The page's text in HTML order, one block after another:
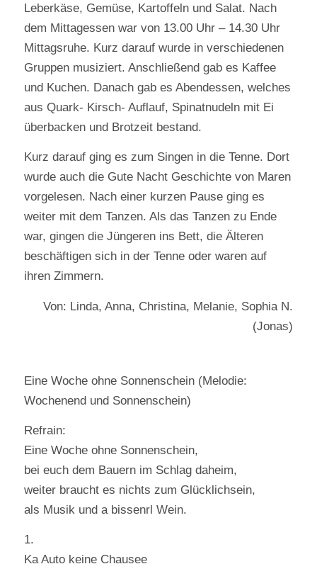
Leberkäse, Gemüse, Kartoffeln und Salat. Nach
dem Mittagessen war von 13.00 Uhr – 14.30 Uhr
Mittagsruhe. Kurz darauf wurde in verschiedenen
Gruppen musiziert. Anschließend gab es Kaffee
und Kuchen. Danach gab es Abendessen, welches
aus Quark- Kirsch- Auflauf, Spinatnudeln mit Ei
überbacken und Brotzeit bestand.
Kurz darauf ging es zum Singen in die Tenne. Dort
wurde auch die Gute Nacht Geschichte von Maren
vorgelesen. Nach einer kurzen Pause ging es
weiter mit dem Tanzen. Als das Tanzen zu Ende
war, gingen die Jüngeren ins Bett, die Älteren
beschäftigen sich in der Tenne oder waren auf
ihren Zimmern.
Von: Linda, Anna, Christina, Melanie, Sophia N.
(Jonas)
Eine Woche ohne Sonnenschein (Melodie:
Wochenend und Sonnenschein)
Refrain:
Eine Woche ohne Sonnenschein,
bei euch dem Bauern im Schlag daheim,
weiter braucht es nichts zum Glücklichsein,
als Musik und a bissenrl Wein.
1.
Ka Auto keine Chausee